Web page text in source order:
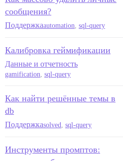
сообщения?
Поддержкаautomation sql-query
Калибровка геймификации
Данные и отчетность
gamification, sql-query
Как найти решённые темы в
db
Поддержкаsolved sql-query
Инструменты промптов: